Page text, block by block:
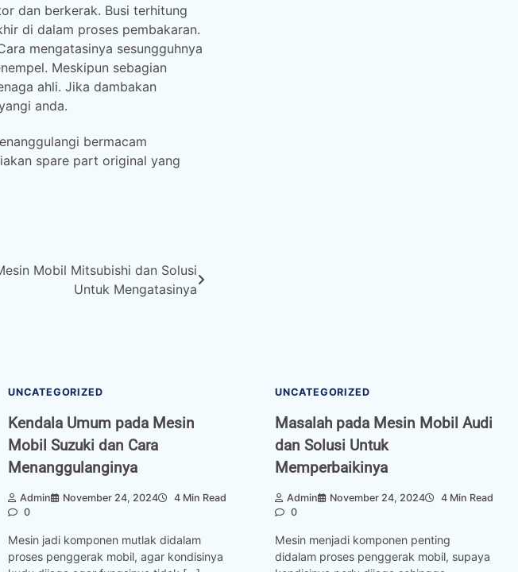
dan berkerak. Busi terhitung
di dalam proses pembakaran.
mengatasinya sesungguhnya
Meskipun sebagian
ahli. Jika dambakan
anda.
bermacam
spare part original yang
Mobil Mitsubishi dan Solusi
Untuk Mengatasinya
UNCATEGORIZED
Kendala Umum pada Mesin
Mobil Suzuki dan Cara
Menanggulanginya
Admin November 24, 2024
4 Min Read
0
Mesin jadi komponen mutlak didalam
proses penggerak mobil, agar kondisinya
UNCATEGORIZED
Masalah pada Mesin Mobil Audi
dan Solusi Untuk
Memperbaikinya
Admin November 24, 2024
4 Min Read
0
Mesin menjadi komponen penting
didalam proses penggerak mobil, supaya